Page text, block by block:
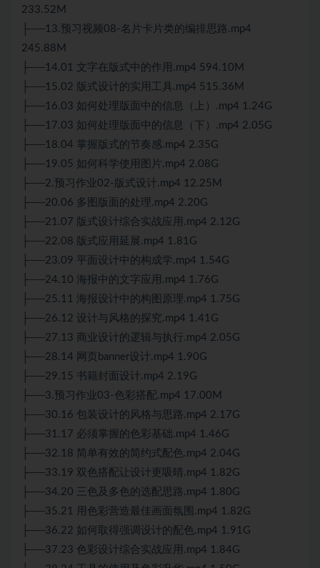
233.52M
├──13.预习视频08-名片卡片类的编排思路.mp4
245.88M
├──14.01 文字在版式中的作用.mp4 594.10M
├──15.02 版式设计的实用工具.mp4 515.36M
├──16.03 如何处理版面中的信息（上）.mp4 1.24G
├──17.03 如何处理版面中的信息（下）.mp4 2.05G
├──18.04 掌握版式的节奏感.mp4 2.35G
├──19.05 如何科学使用图片.mp4 2.08G
├──2.预习作业02-版式设计.mp4 12.25M
├──20.06 多图版面的处理.mp4 2.20G
├──21.07 版式设计综合实战应用.mp4 2.12G
├──22.08 版式应用延展.mp4 1.81G
├──23.09 平面设计中的构成学.mp4 1.54G
├──24.10 海报中的文字应用.mp4 1.76G
├──25.11 海报设计中的构图原理.mp4 1.75G
├──26.12 设计与风格的探究.mp4 1.41G
├──27.13 商业设计的逻辑与执行.mp4 2.05G
├──28.14 网页banner设计.mp4 1.90G
├──29.15 书籍封面设计.mp4 2.19G
├──3.预习作业03-色彩搭配.mp4 17.00M
├──30.16 包装设计的风格与思路.mp4 2.17G
├──31.17 必须掌握的色彩基础.mp4 1.46G
├──32.18 简单有效的简约式配色.mp4 2.04G
├──33.19 双色搭配让设计更吸晴.mp4 1.82G
├──34.20 三色及多色的选配思路.mp4 1.80G
├──35.21 用色彩营造最佳画面氛围.mp4 1.82G
├──36.22 如何取得强调设计的配色.mp4 1.91G
├──37.23 色彩设计综合实战应用.mp4 1.84G